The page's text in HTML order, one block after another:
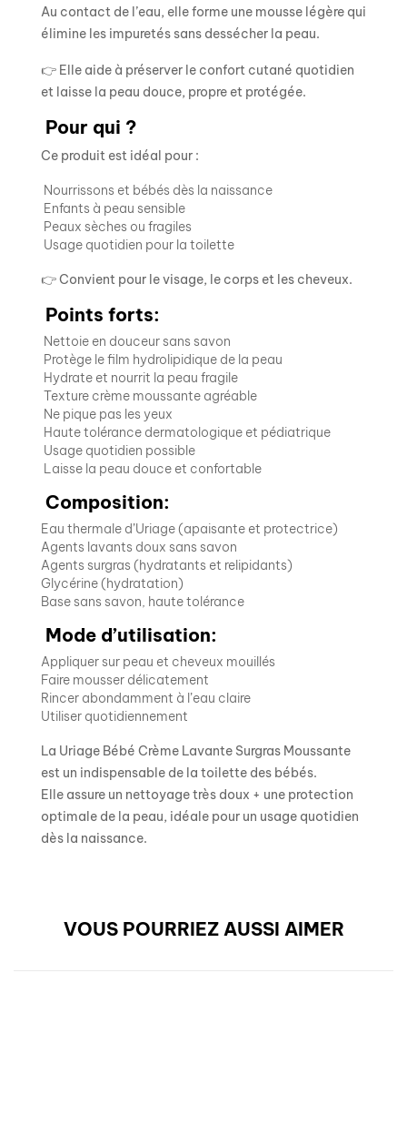
Au contact de l’eau, elle forme une mousse légère qui
élimine les impuretés sans dessécher la peau.
👉 Elle aide à préserver le confort cutané quotidien
et laisse la peau douce, propre et protégée.
Pour qui ?
Ce produit est idéal pour :
Nourrissons et bébés dès la naissance
Enfants à peau sensible
Peaux sèches ou fragiles
Usage quotidien pour la toilette
👉 Convient pour le visage, le corps et les cheveux.
Points forts:
Nettoie en douceur sans savon
Protège le film hydrolipidique de la peau
Hydrate et nourrit la peau fragile
Texture crème moussante agréable
Ne pique pas les yeux
Haute tolérance dermatologique et pédiatrique
Usage quotidien possible
Laisse la peau douce et confortable
Composition:
Eau thermale d’Uriage (apaisante et protectrice)
Agents lavants doux sans savon
Agents surgras (hydratants et relipidants)
Glycérine (hydratation)
Base sans savon, haute tolérance
Mode d’utilisation:
Appliquer sur peau et cheveux mouillés
Faire mousser délicatement
Rincer abondamment à l’eau claire
Utiliser quotidiennement
La Uriage Bébé Crème Lavante Surgras Moussante
est un indispensable de la toilette des bébés.
Elle assure un nettoyage très doux + une protection
optimale de la peau, idéale pour un usage quotidien
dès la naissance.
VOUS POURRIEZ AUSSI AIMER